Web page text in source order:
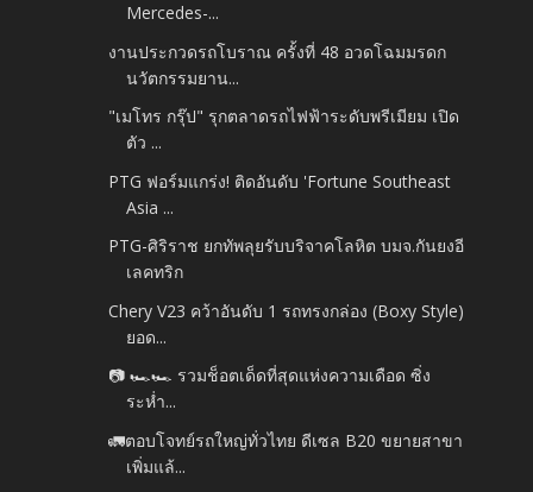
Mercedes-...
งานประกวดรถโบราณ ครั้งที่ 48 อวดโฉมมรดก
นวัตกรรมยาน...
"เมโทร กรุ๊ป" รุกตลาดรถไฟฟ้าระดับพรีเมียม เปิด
ตัว ...
PTG ฟอร์มแกร่ง! ติดอันดับ 'Fortune Southeast
Asia ...
PTG-ศิริราช ยกทัพลุยรับบริจาคโลหิต บมจ.กันยงอี
เลคทริก
Chery V23 คว้าอันดับ 1 รถทรงกล่อง (Boxy Style)
ยอด...
📷 🏎️🏎️ รวมช็อตเด็ดที่สุดแห่งความเดือด ซิ่ง
ระห่ำ...
🚛ตอบโจทย์รถใหญ่ทั่วไทย ดีเซล B20 ขยายสาขา
เพิ่มแล้...